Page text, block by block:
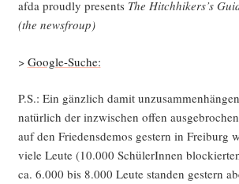
afda proud­ly pres­ents The Hitchhikers’s
(the newsfroup)
> Goog­le-Suche:
P.S.: Ein gänz­lich damit
natür­lich der inzwi­schen offen
auf den Frie­dens­de­mos ges­tern in Frei­burg
vie­le Leu­te (10.000 Schü­le­rIn­nen
ca. 6.000 bis 8.000 Leu­te stan­den ges­tern